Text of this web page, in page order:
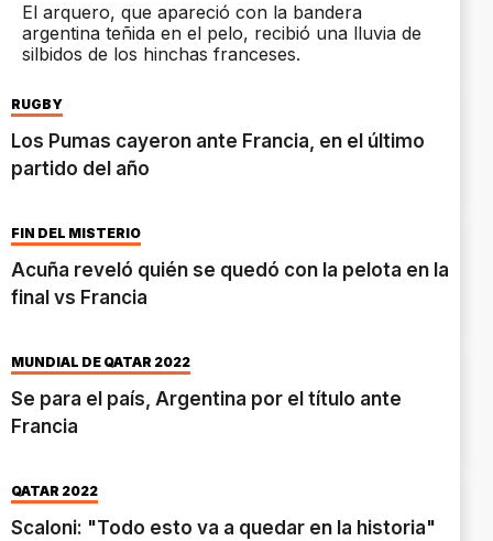
El arquero, que apareció con la bandera
argentina teñida en el pelo, recibió una lluvia de
silbidos de los hinchas franceses.
RUGBY
Los Pumas cayeron ante Francia, en el último
partido del año
FIN DEL MISTERIO
Acuña reveló quién se quedó con la pelota en la
final vs Francia
MUNDIAL DE QATAR 2022
Se para el país, Argentina por el título ante
Francia
QATAR 2022
Scaloni: "Todo esto va a quedar en la historia"